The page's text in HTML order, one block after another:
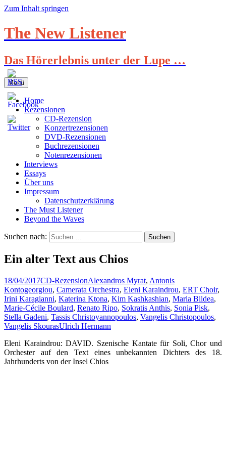
Zum Inhalt springen
The New Listener
Das Hörerlebnis unter der Lupe …
Menü
Home
Rezensionen
CD-Rezension
Konzertrezensionen
DVD-Rezensionen
Buchrezensionen
Notenrezensionen
Interviews
Essays
Über uns
Impressum
Datenschutzerklärung
The Must Listener
Beyond the Waves
Suchen nach:
Ein alter Text aus Chios
18/04/2017CD-RezensionAlexandros Myrat, Antonis
Kontogeorgiou, Camerata Orchestra, Eleni Karaindrou, ERT Choir,
Irini Karagianni, Katerina Ktona, Kim Kashkashian, Maria Bildea,
Marie-Cécile Boulard, Renato Ripo, Sokratis Anthis, Sonia Pisk,
Stella Gadeni, Tassis Christoyannopoulos, Vangelis Christopoulos,
Vangelis SkourasUlrich Hermann
Eleni Karaindrou: DAVID. Szenische Kantate für Soli, Chor und
Orchester auf den Text eines unbekannten Dichters des 18.
Jahrhunderts von der Insel Chios